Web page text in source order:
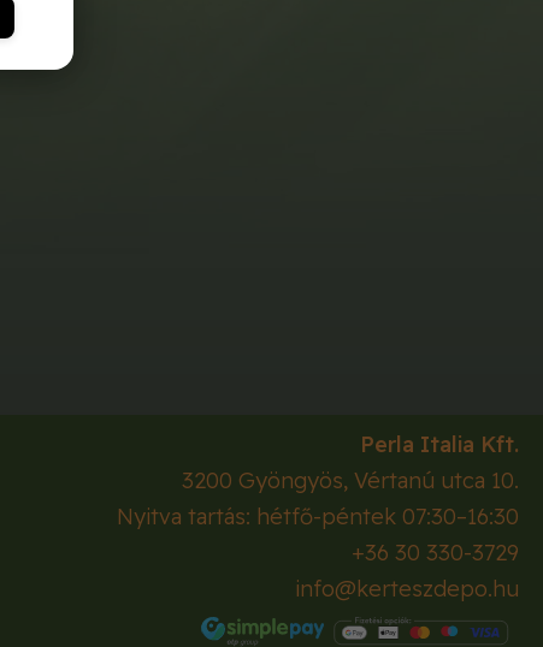
Perla Italia Kft.
3200 Gyöngyös, Vértanú utca 10.
Nyitva tartás: hétfő-péntek 07:30–16:30
+36 30 330-3729
info@kerteszdepo.hu